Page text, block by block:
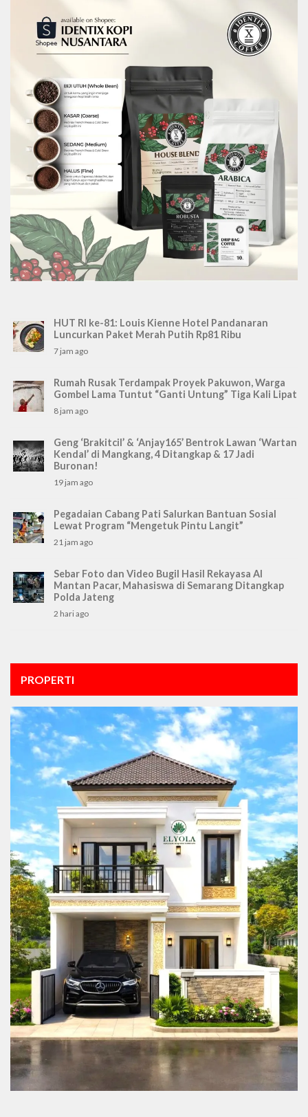
HUT RI ke-81: Louis Kienne Hotel Pandanaran
Luncurkan Paket Merah Putih Rp81 Ribu
7 jam ago
Rumah Rusak Terdampak Proyek Pakuwon, Warga
Gombel Lama Tuntut “Ganti Untung” Tiga Kali Lipat
8 jam ago
Geng ‘Brakitcil’ & ‘Anjay165’ Bentrok Lawan ‘Wartan
Kendal’ di Mangkang, 4 Ditangkap & 17 Jadi
Buronan!
19 jam ago
Pegadaian Cabang Pati Salurkan Bantuan Sosial
Lewat Program “Mengetuk Pintu Langit”
21 jam ago
Sebar Foto dan Video Bugil Hasil Rekayasa AI
Mantan Pacar, Mahasiswa di Semarang Ditangkap
Polda Jateng
2 hari ago
PROPERTI